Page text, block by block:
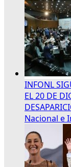
INFONL
EL 20 DE
Nacional e